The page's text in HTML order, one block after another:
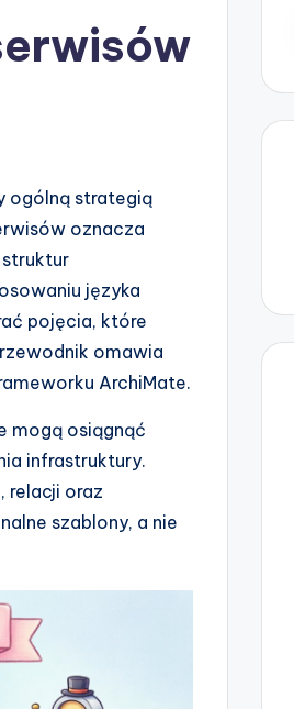
ogólną strategią
oznacza
języka
pojęcia, które
omawia
ArchiMate.
mogą osiągnąć
infrastruktury.
relacji oraz
szablony, a nie